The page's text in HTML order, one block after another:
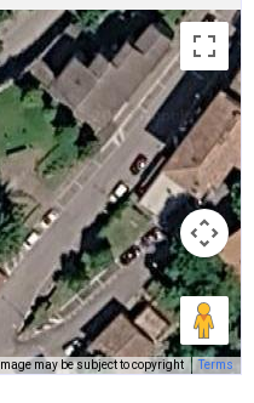
Image may be subject to copyright Terms